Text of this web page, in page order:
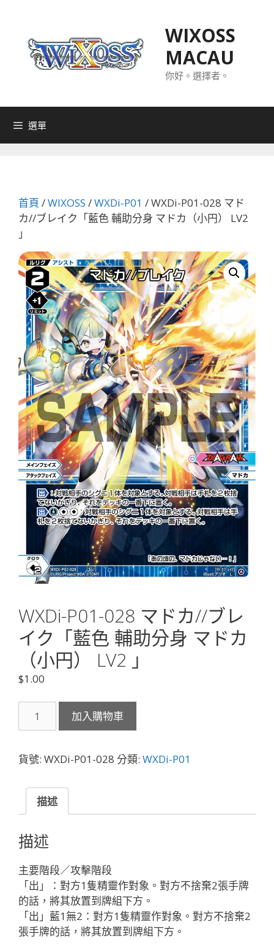
WIXOSS
MACAU
你好。選擇者。
選單
首頁 /WIXOSS /WXDi-P01 / WXDi-P01-028 マド
カ//ブレイク「藍色 輔助分身 マドカ（小円） LV2
」
WXDi-P01-028 マドカ//ブレ
イク「藍色 輔助分身 マドカ
（小円） LV2 」
$1.00
P01-
マ
カ//
レ
イ
ク
「藍
色
輔
助
分
身
加入購物車
貨號: WXDi-P01-028 分類: WXDi-P01
描述
描述
主要階段／攻擊階段
「出」：對方1隻精靈作對象。對方不捨棄2張手牌
的話，將其放置到牌組下方。
「出」藍1無2：對方1隻精靈作對象。對方不捨棄2
張手牌的話，將其放置到牌組下方。